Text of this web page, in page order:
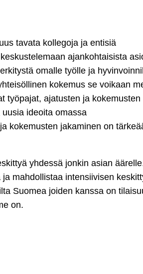
tavata kollegoja ja entisiä
ajankohtaisista
omalle työlle ja
kokemus se voikaan
työpajat, ajatusten ja kokemusten
ideoita omassa
kokemusten jakaminen on
yhdessä jonkin asian
mahdollistaa intensiivisen
Suomea joiden kanssa on
on.